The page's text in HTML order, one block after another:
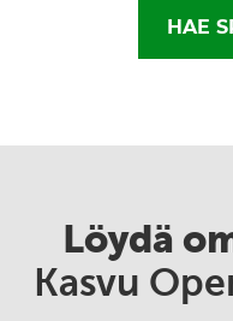
HAE
Löydä
Kasvu